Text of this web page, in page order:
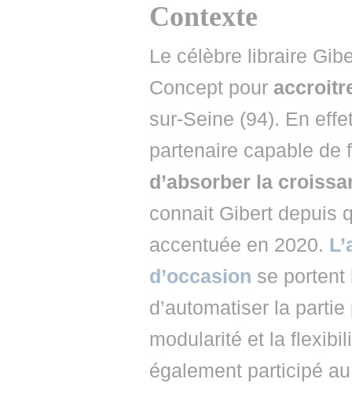
Contexte
Le célèbre libraire
Concept pour
sur-Seine (94). En
partenaire capable de
d’absorber la
connait Gibert depuis
accentuée en 2020.
d’occasion se portent
d’automatiser la
modularité et la
également participé